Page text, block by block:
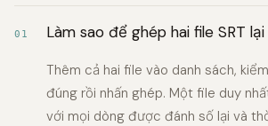
01 Làm sao để ghép hai file SRT
Thêm cả hai file vào danh sách,
đúng rồi nhấn ghép. Một file duy
với mọi dòng được đánh số lại và